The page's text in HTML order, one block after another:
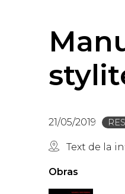
21/05/2019
Text de la
Obras